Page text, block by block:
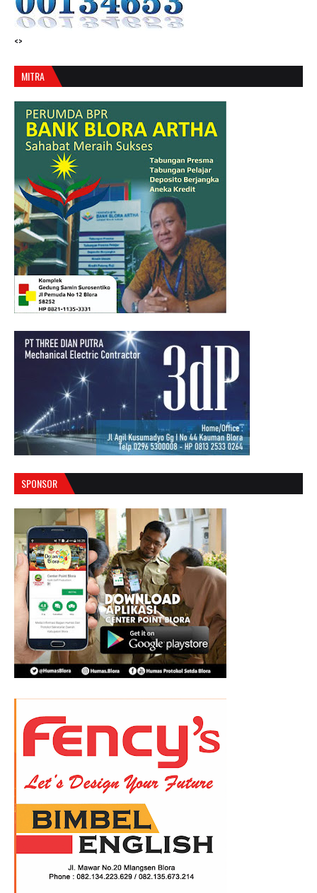
<>
MITRA
SPONSOR